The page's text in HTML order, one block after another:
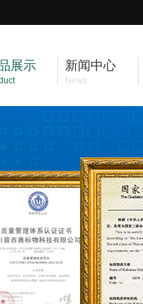
展示 新闻中心
News